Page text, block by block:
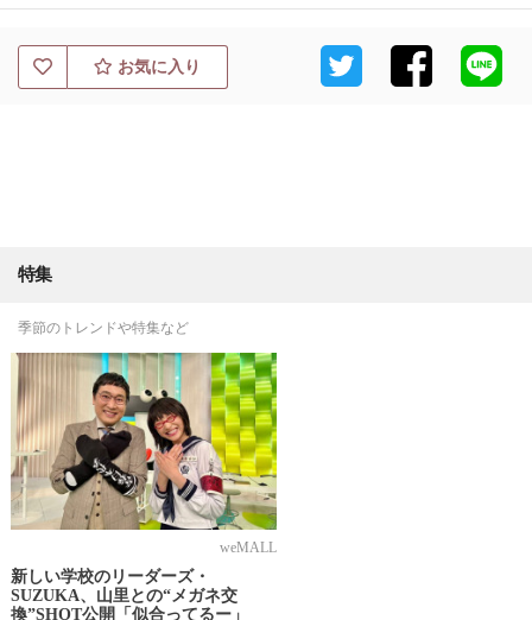
お気に入り
特集
季節のトレンドや特集など
weMALL
新しい学校のリーダーズ・
SUZUKA、山里との“メガネ交
換”SHOT公開「似合ってるー」